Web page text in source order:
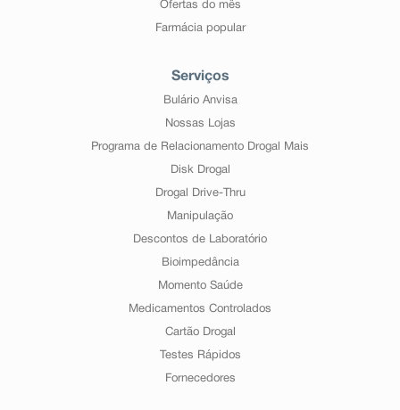
Ofertas do mês
Farmácia popular
Serviços
Bulário Anvisa
Nossas Lojas
Programa de Relacionamento Drogal Mais
Disk Drogal
Drogal Drive-Thru
Manipulação
Descontos de Laboratório
Bioimpedância
Momento Saúde
Medicamentos Controlados
Cartão Drogal
Testes Rápidos
Fornecedores